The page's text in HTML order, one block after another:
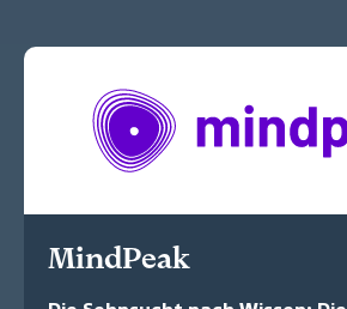
MindPeak